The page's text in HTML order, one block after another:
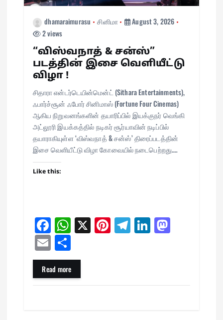
dhamaraimurasu சினிமா
August 3, 2026
2 views
“விஸ்வநாத் & சன்ஸ்”
படத்தின் இசை வெளியீட்டு
விழா !
சிதாரா என்டர்டெயின்மென்ட் (Sithara Entertainments),
ஃபார்ச்சூன் ஃபோர் சினிமாஸ் (Fortune Four Cinemas)
ஆகிய நிறுவனங்களின் தயாரிப்பில் இயக்குநர் வெங்கி
அட்லூரி இயக்கத்தில் நடிகர் சூர்யாவின் நடிப்பில்
தயாராகியுள்ள ‘விஸ்வநாத் & சன்ஸ்’ திரைப்படத்தின்
இசை வெளியீட்டு விழா கோவையில் நடைபெற்றது.…
Like this:
Fa
ce
bo
ok
W
ha
ts
A
pp
X Pi
nt
t
Te
le
m
Li
nk
M
as
n
E
m
ail
Sh
ar
e
Read more